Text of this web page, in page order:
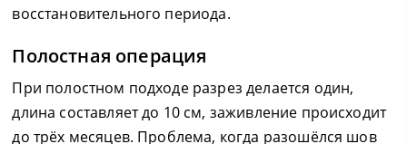
восстановительного периода.
Полостная операция
При полостном подходе разрез делается один,
длина составляет до 10 см, заживление происходит
до трёх месяцев. Проблема, когда разошёлся шов